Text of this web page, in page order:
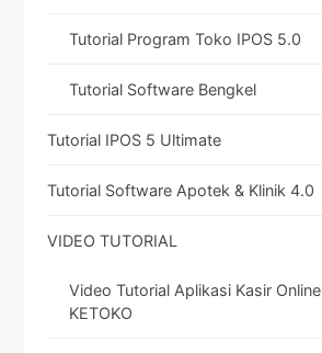
Tutorial Program Toko IPOS 5.0
Tutorial Software Bengkel
Tutorial IPOS 5 Ultimate
Tutorial Software Apotek & Klinik 4.0
VIDEO TUTORIAL
Video Tutorial Aplikasi Kasir Online
KETOKO